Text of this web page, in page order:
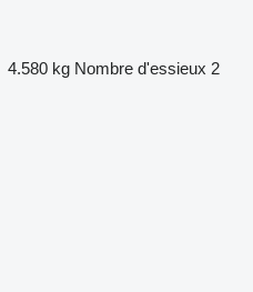
4.580 kg Nombre d'essieux 2